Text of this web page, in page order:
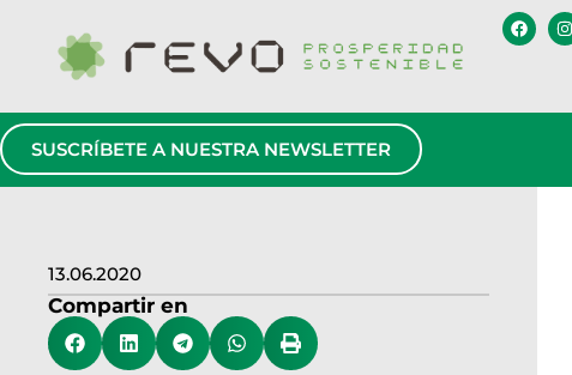
SUSCRÍBETE A NUESTRA NEWSLETTER
13.06.2020
Compartir en